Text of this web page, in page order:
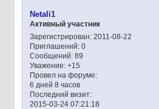
Netali1
Активный участник
Зарегистрирован: 2011-08-22
Приглашений:0
Сообщений:89
Уважение: +15
Провел на форуме:
6 дней 8 часов
Последний визит:
2015-03-24 07:21:18